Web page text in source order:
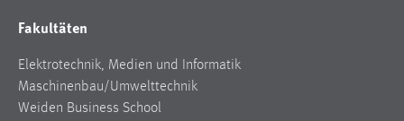
Fakultäten
Elektrotechnik, Medien und Informatik
Maschinenbau/Umwelttechnik
Weiden Business School